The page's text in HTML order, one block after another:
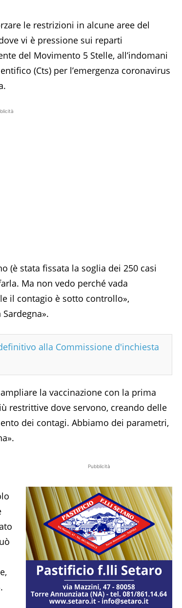
le restrizioni in alcune aree del
vi è pressione sui reparti
del Movimento 5 Stelle, all’indomani
(Cts) per l’emergenza coronavirus
(è stata fissata la soglia dei 250 casi
Ma non vedo perché vada
il contagio è sotto controllo»,
alla Commissione d'inchiesta
la vaccinazione con la prima
restrittive dove servono, creando delle
dei contagi. Abbiamo dei parametri,
Pubblicità